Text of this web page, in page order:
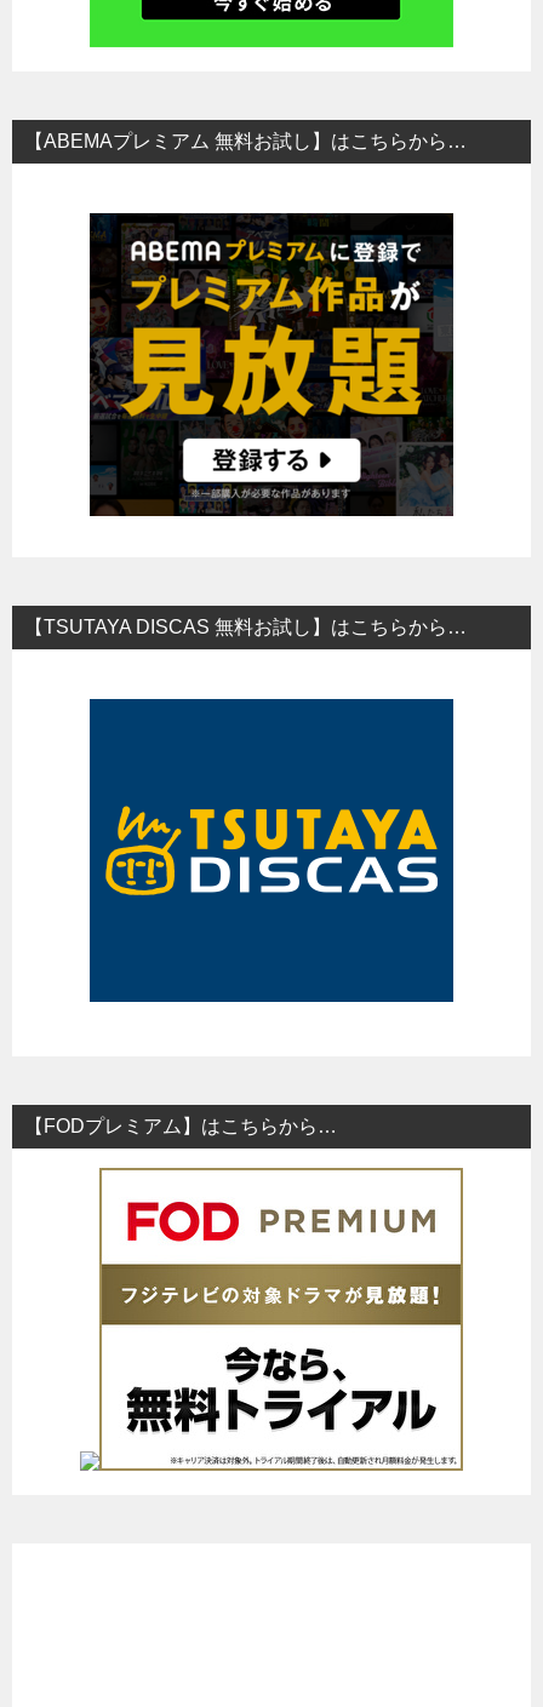
【ABEMAプレミアム 無料お試し】はこちらから…
【TSUTAYA DISCAS 無料お試し】はこちらから…
【FODプレミアム】はこちらから…